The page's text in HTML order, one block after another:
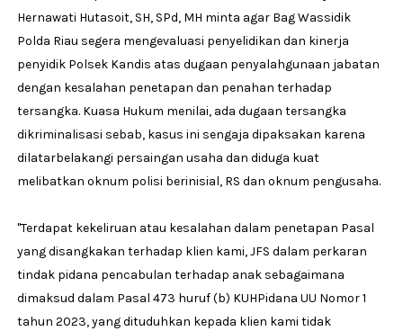
Hernawati Hutasoit, SH, SPd, MH minta agar Bag Wassidik
Polda Riau segera mengevaluasi penyelidikan dan kinerja
penyidik Polsek Kandis atas dugaan penyalahgunaan jabatan
dengan kesalahan penetapan dan penahan terhadap
tersangka. Kuasa Hukum menilai, ada dugaan tersangka
dikriminalisasi sebab, kasus ini sengaja dipaksakan karena
dilatarbelakangi persaingan usaha dan diduga kuat
melibatkan oknum polisi berinisial, RS dan oknum pengusaha.
"Terdapat kekeliruan atau kesalahan dalam penetapan Pasal
yang disangkakan terhadap klien kami, JFS dalam perkaran
tindak pidana pencabulan terhadap anak sebagaimana
dimaksud dalam Pasal 473 huruf (b) KUHPidana UU Nomor 1
tahun 2023, yang dituduhkan kepada klien kami tidak